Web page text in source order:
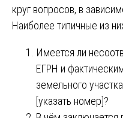
круг вопросов, в
Наиболее типичные из
Имеется ли
ЕГРН и
земельного
[указать номер]?